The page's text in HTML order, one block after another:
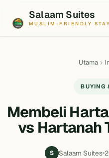
Salaam Suites
MUSLIM-FRIENDLY
Utama
BUYING
Membeli
vs Hartanah
S Salaam Suites